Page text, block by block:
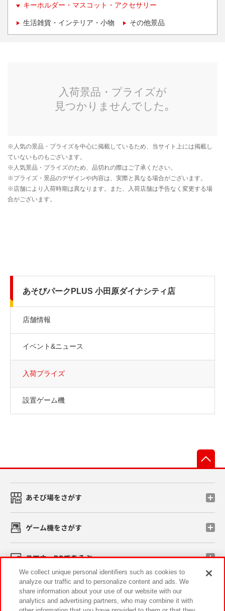
キーホルダー・マスコット・アクセサリー
生活雑貨・インテリア・小物 その他景品
あそびパークPLUS 小田原ダイナシティ店
店舗情報
イベント&ニュース
入荷プライズ
設置ゲーム機
あそび場をさがす
ゲーム機をさがす
スマホ・PCであそぶ
イベント・キャンペーン
We collect unique personal identifiers such as cookies to
analyze our traffic and to personalize content and ads. We
share information about your use of our website with our
analytics and advertising partners, who may combine it with